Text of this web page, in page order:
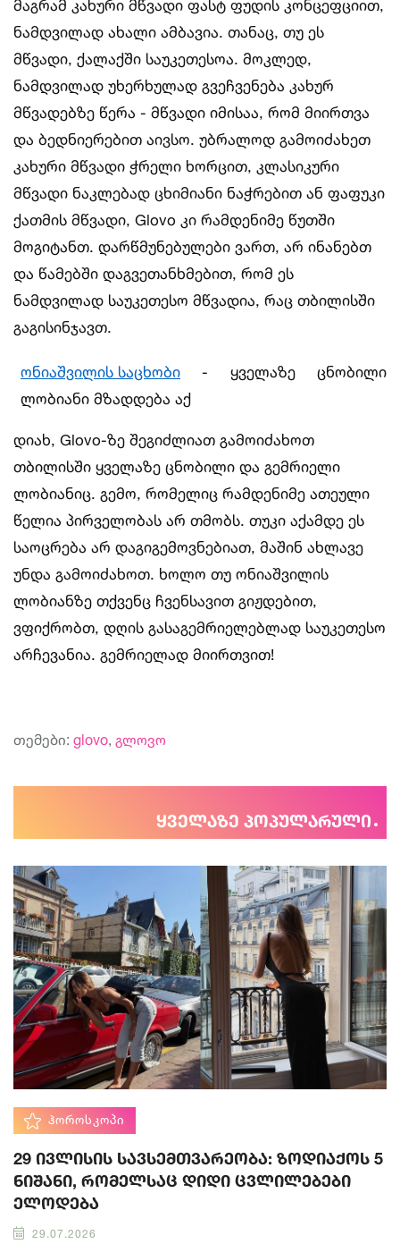
მაგრამ კახური მწვადი ფასტ ფუდის კონცეფციით,
ნამდვილად ახალი ამბავია. თანაც, თუ ეს
მწვადი, ქალაქში საუკეთესოა. მოკლედ,
ნამდვილად უხერხულად გვეჩვენება კახურ
მწვადებზე წერა - მწვადი იმისაა, რომ მიირთვა
და ბედნიერებით აივსო. უბრალოდ გამოიძახეთ
კახური მწვადი ჭრელი ხორცით, კლასიკური
მწვადი ნაკლებად ცხიმიანი ნაჭრებით ან ფაფუკი
ქათმის მწვადი, Glovo კი რამდენიმე წუთში
მოგიტანთ. დარწმუნებულები ვართ, არ ინანებთ
და წამებში დაგვეთანხმებით, რომ ეს
ნამდვილად საუკეთესო მწვადია, რაც თბილისში
გაგისინჯავთ.
ონიაშვილის საცხობი - ყველაზე ცნობილი
ლობიანი მზადდება აქ
დიახ, Glovo-ზე შეგიძლიათ გამოიძახოთ
თბილისში ყველაზე ცნობილი და გემრიელი
ლობიანიც. გემო, რომელიც რამდენიმე ათეული
წელია პირველობას არ თმობს. თუკი აქამდე ეს
საოცრება არ დაგიგემოვნებიათ, მაშინ ახლავე
უნდა გამოიძახოთ. ხოლო თუ ონიაშვილის
ლობიანზე თქვენც ჩვენსავით გიჟდებით,
ვფიქრობთ, დღის გასაგემრიელებლად საუკეთესო
არჩევანია. გემრიელად მიირთვით!
თემები: glovo, გლოვო
ყველაზე პოპულარული
ᲰᲝᲠᲝᲡᲙᲝᲞᲘ
29 ივლისის სავსემთვარეობა: ზოდიაქოს 5
ნიშანი, რომელსაც დიდი ცვლილებები
ელოდება
29.07.2026